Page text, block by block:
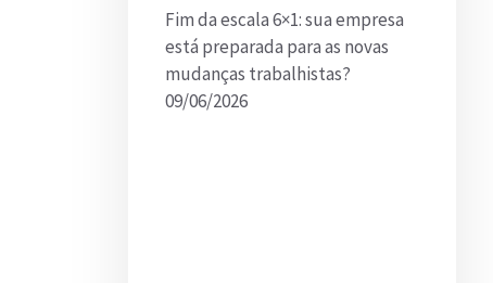
Fim da escala 6×1: sua empresa
está preparada para as novas
mudanças trabalhistas?
09/06/2026